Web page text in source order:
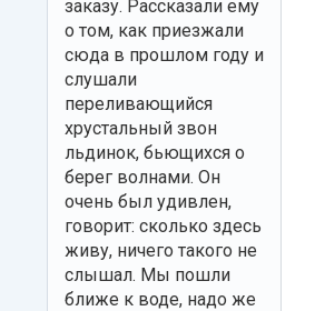
заказу. Рассказали ему
о том, как приезжали
сюда в прошлом году и
слушали
переливающийся
хрустальный звон
льдинок, бьющихся о
берег волнами. Он
очень был удивлен,
говорит: сколько здесь
живу, ничего такого не
слышал. Мы пошли
ближе к воде, надо же